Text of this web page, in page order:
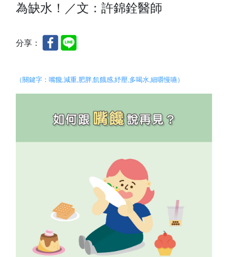
為缺水！／文：許錦銓醫師
分享：
（關鍵字：嘴饞,減重 肥胖,飢餓感,紓壓, 多喝水 ,細嚼慢嚥）